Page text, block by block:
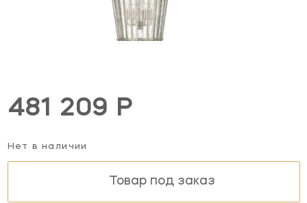
481 209 Р
Нет в наличии
Товар под заказ